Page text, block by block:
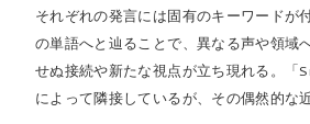
それぞれの発言には固有のキーワードが
の単語へと辿ることで、異なる声や領域
せぬ接続や新たな視点が立ち現れる。
によって隣接しているが、その偶然的な